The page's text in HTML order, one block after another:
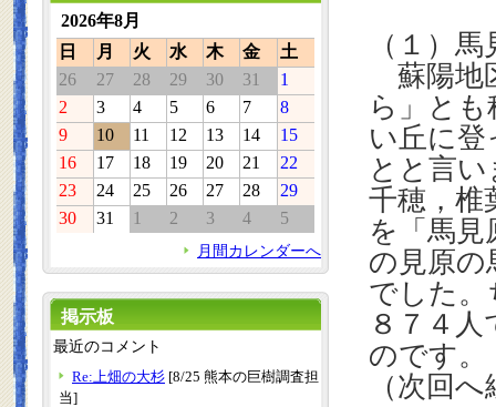
（１）
蘇陽地
ら」と
い丘に
とと言
千穂，椎
を「馬
の見原の
でした。
８７４
のです
（次回
2026年8月
日
月 火 水 木 金
土
26
27 28 29 30 31
1
2
3 4 5 6 7
8
9
10 11 12 13 14
15
16
17 18 19 20 21
22
23
24 25 26 27 28
29
30
31 1 2 3 4 5
月間カレンダーへ
掲示板
最近のコメント
Re:上畑の大杉 [8/25 熊本の巨樹調査担
当]